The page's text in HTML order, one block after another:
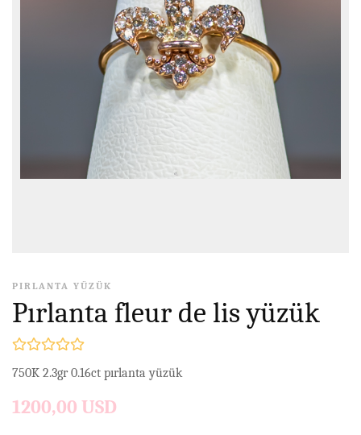
PIRLANTA YÜZÜK
Pırlanta fleur de lis yüzük
750K 2.3gr 0.16ct pırlanta yüzük
1200,00 USD